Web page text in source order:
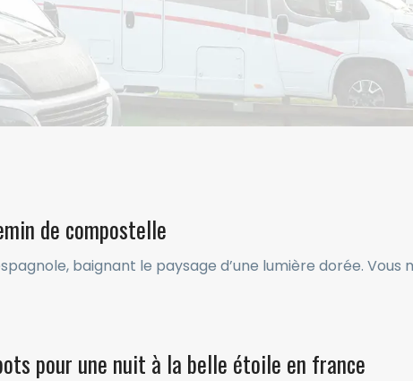
de compostelle
baignant le paysage d’une lumière dorée. Vous
pour une nuit à la belle étoile en france